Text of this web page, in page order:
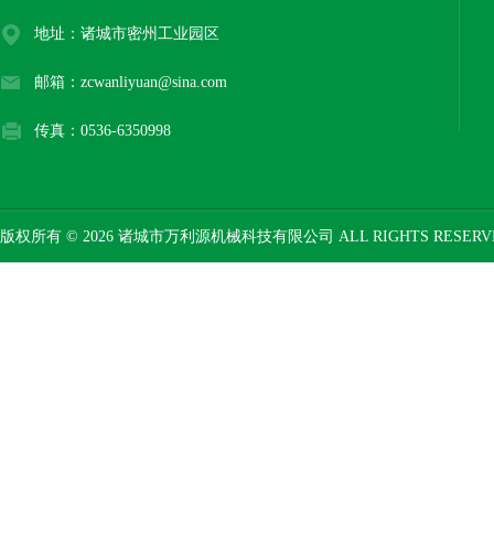
地址：诸城市密州工业园区
邮箱：zcwanliyuan@sina.com
传真：0536-6350998
版权所有 © 2026 诸城市万利源机械科技有限公司 ALL RIGHTS